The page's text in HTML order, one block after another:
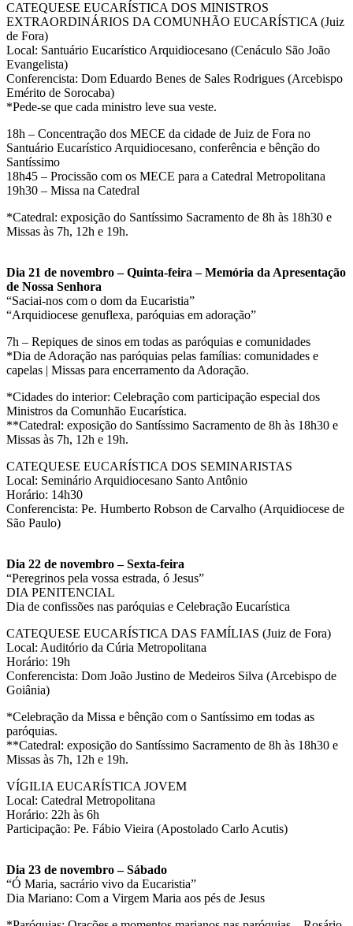
CATEQUESE EUCARÍSTICA DOS MINISTROS
EXTRAORDINÁRIOS DA COMUNHÃO EUCARÍSTICA (Juiz
de Fora)
Local: Santuário Eucarístico Arquidiocesano (Cenáculo São João
Evangelista)
Conferencista: Dom Eduardo Benes de Sales Rodrigues (Arcebispo
Emérito de Sorocaba)
*Pede-se que cada ministro leve sua veste.
18h – Concentração dos MECE da cidade de Juiz de Fora no
Santuário Eucarístico Arquidiocesano, conferência e bênção do
Santíssimo
18h45 – Procissão com os MECE para a Catedral Metropolitana
19h30 – Missa na Catedral
*Catedral: exposição do Santíssimo Sacramento de 8h às 18h30 e
Missas às 7h, 12h e 19h.
Dia 21 de novembro – Quinta-feira – Memória da Apresentação
de Nossa Senhora
“Saciai-nos com o dom da Eucaristia”
“Arquidiocese genuflexa, paróquias em adoração”
7h – Repiques de sinos em todas as paróquias e comunidades
*Dia de Adoração nas paróquias pelas famílias: comunidades e
capelas | Missas para encerramento da Adoração.
*Cidades do interior: Celebração com participação especial dos
Ministros da Comunhão Eucarística.
**Catedral: exposição do Santíssimo Sacramento de 8h às 18h30 e
Missas às 7h, 12h e 19h.
CATEQUESE EUCARÍSTICA DOS SEMINARISTAS
Local: Seminário Arquidiocesano Santo Antônio
Horário: 14h30
Conferencista: Pe. Humberto Robson de Carvalho (Arquidiocese de
São Paulo)
Dia 22 de novembro – Sexta-feira
“Peregrinos pela vossa estrada, ó Jesus”
DIA PENITENCIAL
Dia de confissões nas paróquias e Celebração Eucarística
CATEQUESE EUCARÍSTICA DAS FAMÍLIAS (Juiz de Fora)
Local: Auditório da Cúria Metropolitana
Horário: 19h
Conferencista: Dom João Justino de Medeiros Silva (Arcebispo de
Goiânia)
*Celebração da Missa e bênção com o Santíssimo em todas as
paróquias.
**Catedral: exposição do Santíssimo Sacramento de 8h às 18h30 e
Missas às 7h, 12h e 19h.
VÍGILIA EUCARÍSTICA JOVEM
Local: Catedral Metropolitana
Horário: 22h às 6h
Participação: Pe. Fábio Vieira (Apostolado Carlo Acutis)
Dia 23 de novembro – Sábado
“Ó Maria, sacrário vivo da Eucaristia”
Dia Mariano: Com a Virgem Maria aos pés de Jesus